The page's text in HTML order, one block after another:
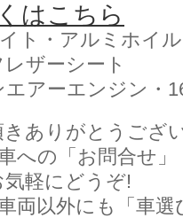
はこちら
ト・アルミホイ
ザーシート
エアーエンジン・
ありがとうござ
への「お問合せ
気軽にどうぞ!
両以外にも「車